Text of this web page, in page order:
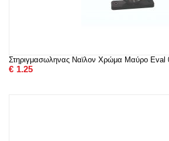
Στηριγμασωληνας Ναϊλον Χρώμα Μαύρο Eval
€ 1.25